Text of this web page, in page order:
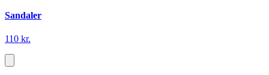
Sandaler
110 kr.